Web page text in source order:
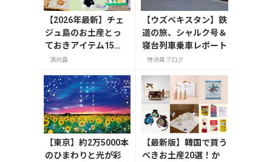
【2026年最新】チェ
ジュ島のお土産とっ
ておきアイテム15
選！お菓子やかわい
まで
済州島
【ウズベキスタン】鉄
道の旅、シャルク号＆
寝台列車乗車レポート
特派員ブログ
【東京】約2万5000本
のひまわりと光が彩
【最新版】韓国で買う
べきお土産20選！か